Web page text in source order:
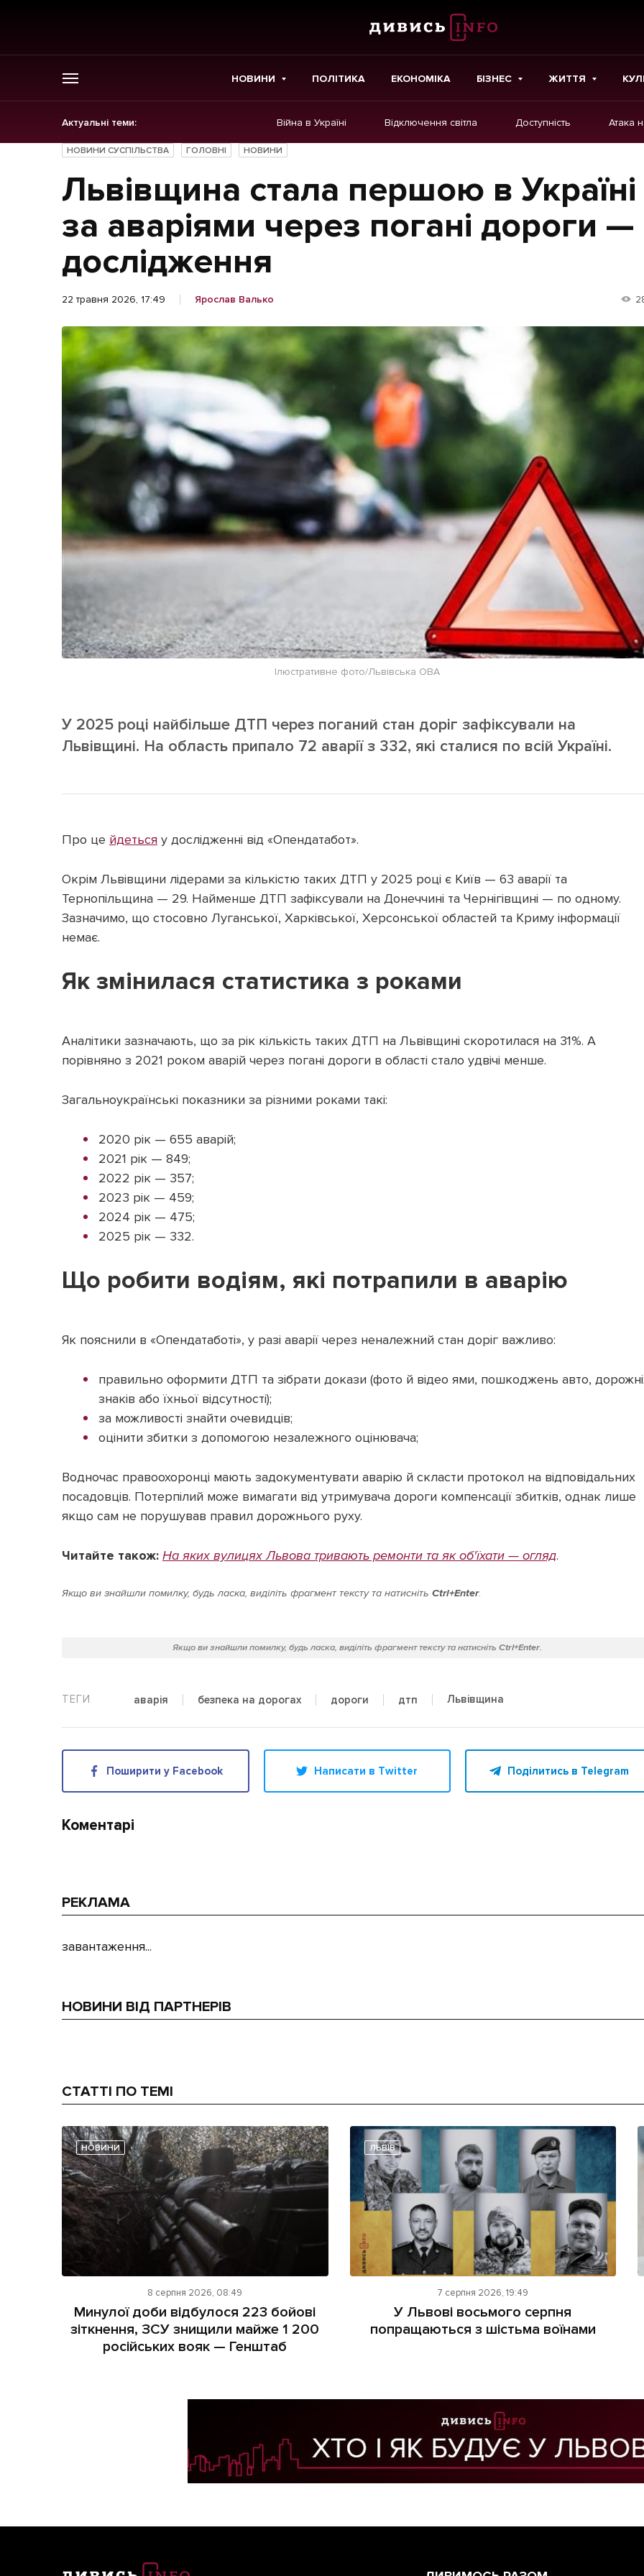
НОВИНИ ПОЛІТИКА ЕКОНОМІКА БІЗНЕС ЖИТТЯ
Актуальні теми: Війна в Україні Відключення світла Доступність Атака
ГОЛОВНЕ
Новини
Політика
Економіка
Бізнес
Життя
Культура
Афіша
Картки
Репортаж
Лонгріди
[email protected]
Політика
НОВИНИ СУСПІЛЬСТВА ГОЛОВНІ НОВИНИ
Львівщина стала першою в Україні
за аваріями через погані дороги —
дослідження
22 травня 2026, 17:49 Ярослав Валько
Ілюстративне фото/Львівська ОВА
У 2025 році найбільше ДТП через поганий стан доріг зафіксували на
Львівщині. На область припало 72 аварії з 332, які сталися по всій Україні.
Про це йдеться у дослідженні від «Опендатабот».
Окрім Львівщини лідерами за кількістю таких ДТП у 2025 році є Київ — 63 аварії та
Тернопільщина — 29. Найменше ДТП зафіксували на Донеччині та Чернігівщині — по одному.
Зазначимо, що стосовно Луганської, Харківської, Херсонської областей та Криму інформації
немає.
Як змінилася статистика з роками
Аналітики зазначають, що за рік кількість таких ДТП на Львівщині скоротилася на 31%. А
порівняно з 2021 роком аварій через погані дороги в області стало удвічі менше.
Загальноукраїнські показники за різними роками такі:
2020 рік — 655 аварій;
2021 рік — 849;
2022 рік — 357;
2023 рік — 459;
2024 рік — 475;
2025 рік — 332.
Що робити водіям, які потрапили в аварію
Як пояснили в «Опендатаботі», у разі аварії через неналежний стан доріг важливо:
правильно оформити ДТП та зібрати докази (фото й відео ями, пошкоджень авто,
знаків або їхньої відсутності);
за можливості знайти очевидців;
оцінити збитки з допомогою незалежного оцінювача;
Водночас правоохоронці мають задокументувати аварію й скласти протокол на відповідальних
посадовців. Потерпілий може вимагати від утримувача дороги компенсації збитків, однак лише
якщо сам не порушував правил дорожнього руху.
Читайте також: На яких вулицях Львова тривають ремонти та як об'їхати — огляд.
Якщо ви знайшли помилку, будь ласка, виділіть фрагмент тексту та натисніть Ctrl+Enter.
Якщо ви знайшли помилку, будь ласка, виділіть фрагмент тексту та натисніть Ctrl+Enter.
аварія безпека на дорогах дороги дтп Львівщина
Поширити у Facebook Написати в Twitter Поділитись в Telegram
Коментарі
РЕКЛАМА
завантаження...
НОВИНИ ВІД ПАРТНЕРІВ
СТАТТІ ПО ТЕМІ
НОВИНИ
8 серпня 2026, 08:49
Минулої доби відбулося 223 бойові
зіткнення, ЗСУ знищили майже 1 200
російських вояк — Генштаб
ЛЬВІВ
7 серпня 2026, 19:49
У Львові восьмого серпня
попращаються з шістьма воїнами